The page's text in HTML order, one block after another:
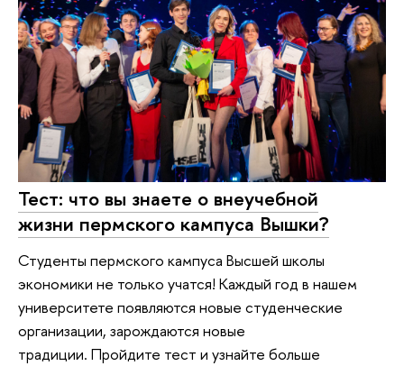
Тест: что вы знаете о внеучебной
жизни пермского кампуса Вышки?
Студенты пермского кампуса Высшей школы
экономики не только учатся! Каждый год в нашем
университете появляются новые студенческие
организации, зарождаются новые
традиции. Пройдите тест и узнайте больше